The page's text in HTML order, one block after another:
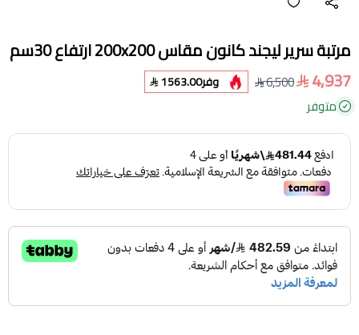
مرتبة سرير ليجند كانون مقاس 200x200 ارتفاع 30سم
4,937
6,500 وفر1563.00
متوفر